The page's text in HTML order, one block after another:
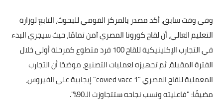
وفى وقت سابق، أكد مصدر بالمركز القومي للبحوث، التابع لوزارة
التعليم العالي، أن لقاح كورونا المصري آمن تمامًا، حيث سيجري البدء
في التجارب الإكلينيكية للقاح 100 فرد متطوع كمرحلة أولى خلال
الفترة المقبلة، ثم تجهيزه لعمليات التصنيع، موضحًا أن التجارب
المعملية للقاح المصري "covied vacc 1" إيجابية على الفيروس،
مضيفًا: "فاعليته ونسب نجاحه ستتجاوزت الـ90%".